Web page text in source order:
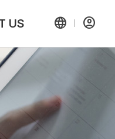
US language account_circle